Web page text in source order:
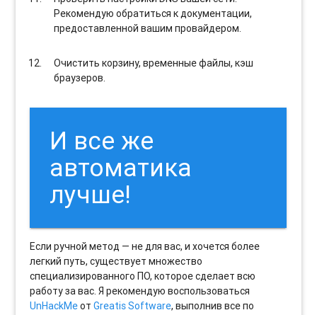
Рекомендую обратиться к документации,
предоставленной вашим провайдером.
Очистить корзину, временные файлы, кэш
браузеров.
И все же
автоматика
лучше!
Если ручной метод — не для вас, и хочется более
легкий путь, существует множество
специализированного ПО, которое сделает всю
работу за вас. Я рекомендую воспользоваться
UnHackMeотGreatis Software, выполнив все по